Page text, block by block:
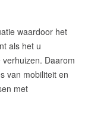
waardoor het
als het u
Daarom
van mobiliteit en
met